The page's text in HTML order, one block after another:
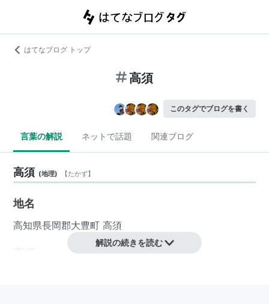
はてなブログ トップ
高須
このタグでブログを書く
言葉の解説 ネットで話題 関連ブログ
高須 (地理) 【たかず】
地名
高知県長岡郡大豊町 高須
たかす】
解説の続きを読む